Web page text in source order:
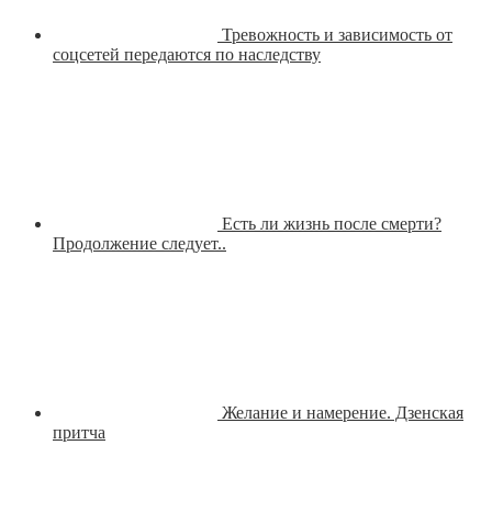
Тревожность и зависимость от
соцсетей передаются по наследству
Есть ли жизнь после смерти?
Продолжение следует..
Желание и намерение. Дзенская
притча